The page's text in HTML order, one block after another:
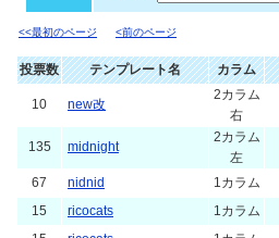
<<最初のページ <前のページ
投票数 テンプレート名 カラム
10 new改
2カラム
右
135 midnight
2カラム
左
67 nidnid 1カラム
15
ricocats 1カラム